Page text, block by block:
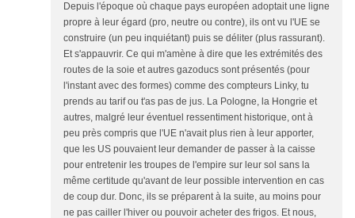
Depuis l'époque où chaque pays européen adoptait une ligne
propre à leur égard (pro, neutre ou contre), ils ont vu l'UE se
construire (un peu inquiétant) puis se déliter (plus rassurant).
Et s'appauvrir. Ce qui m'amène à dire que les extrémités des
routes de la soie et autres gazoducs sont présentés (pour
l'instant avec des formes) comme des compteurs Linky, tu
prends au tarif ou t'as pas de jus. La Pologne, la Hongrie et
autres, malgré leur éventuel ressentiment historique, ont à
peu près compris que l'UE n'avait plus rien à leur apporter,
que les US pouvaient leur demander de passer à la caisse
pour entretenir les troupes de l'empire sur leur sol sans la
même certitude qu'avant de leur possible intervention en cas
de coup dur. Donc, ils se préparent à la suite, au moins pour
ne pas cailler l'hiver ou pouvoir acheter des frigos. Et nous,